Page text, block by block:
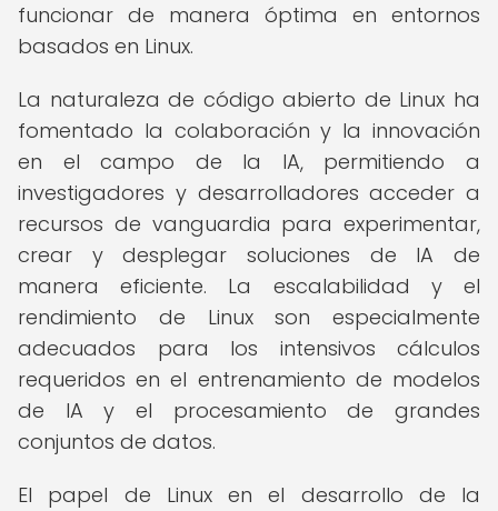
funcionar de manera óptima en entornos
basados en Linux.
La naturaleza de código abierto de Linux ha
fomentado la colaboración y la innovación
en el campo de la IA, permitiendo a
investigadores y desarrolladores acceder a
recursos de vanguardia para experimentar,
crear y desplegar soluciones de IA de
manera eficiente. La escalabilidad y el
rendimiento de Linux son especialmente
adecuados para los intensivos cálculos
requeridos en el entrenamiento de modelos
de IA y el procesamiento de grandes
conjuntos de datos.
El papel de Linux en el desarrollo de la